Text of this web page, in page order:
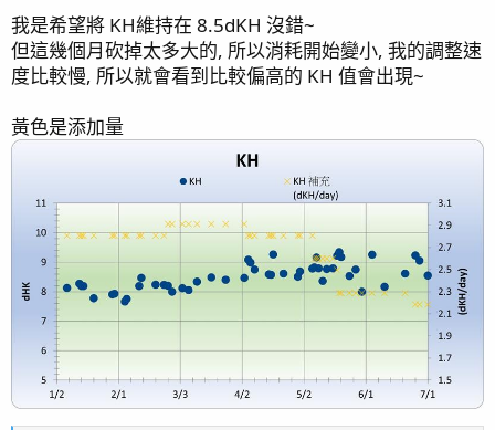
養硬骨基本工作就是做好KH把關
我有疑問，大哥您的KH維持在8.5dKH嗎？
我是希望將 KH維持在 8.5dKH 沒錯~
但這幾個月砍掉太多大的, 所以消耗開始變小, 我的調整速
度比較慢, 所以就會看到比較偏高的 KH 值會出現~
黃色是添加量